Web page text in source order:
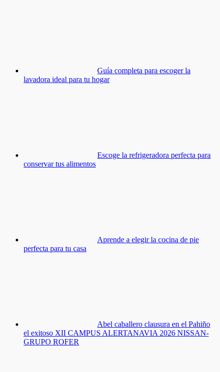
Guía completa para escoger la
lavadora ideal para tu hogar
Escoge la refrigeradora perfecta para
conservar tus alimentos
Aprende a elegir la cocina de pie
perfecta para tu casa
Abel caballero clausura en el Pahiño
el exitoso XII CAMPUS ALERTANAVIA 2026 NISSAN-
GRUPO ROFER